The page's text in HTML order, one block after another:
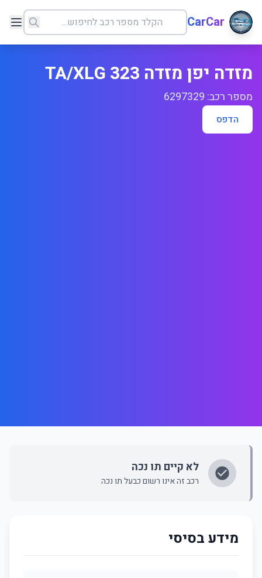
CarCar
מזדה יפן מזדה 323 TA/XLG
מספר רכב: 6297329
הדפס
לא קיים תו נכה
רכב זה אינו רשום כבעל תו נכה
מידע בסיסי